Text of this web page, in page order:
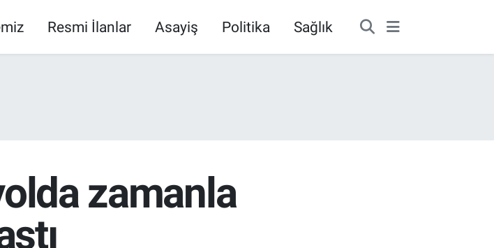
Resmi İlanlar Asayiş Politika Sağlık
zamanla